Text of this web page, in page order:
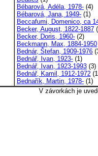
Bébarová, Adéla, 1978- (4)
Bébarová, Jana, 1949- (1)
Beccafumi, Domenico, ca
Becker, August, 1822-1887
Becker, Doris, 1960- (2)
Beckmann, Max, 1884-1950
Bednár, Štefan, 1909-1976
Bednář, Ivan, 1923- (1)
Bednář, Ivan, 1923-1993 (3)
Bednář, Kamil, 1912-1972
Bednařík, Martin, 1978- (1)
V závorkách je